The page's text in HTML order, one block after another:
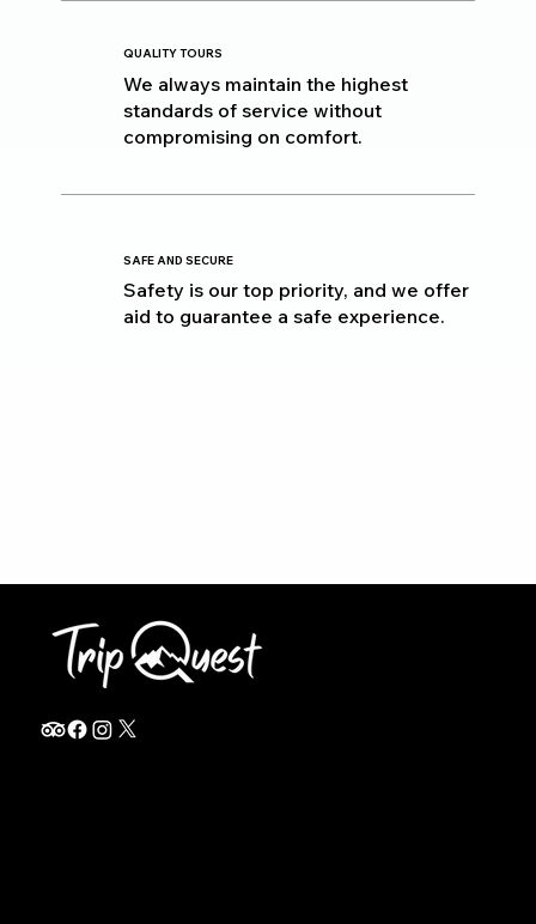
QUALITY TOURS
We always maintain the highest
standards of service without
compromising on comfort.
SAFE AND SECURE
Safety is our top priority, and we offer
aid to guarantee a safe experience.